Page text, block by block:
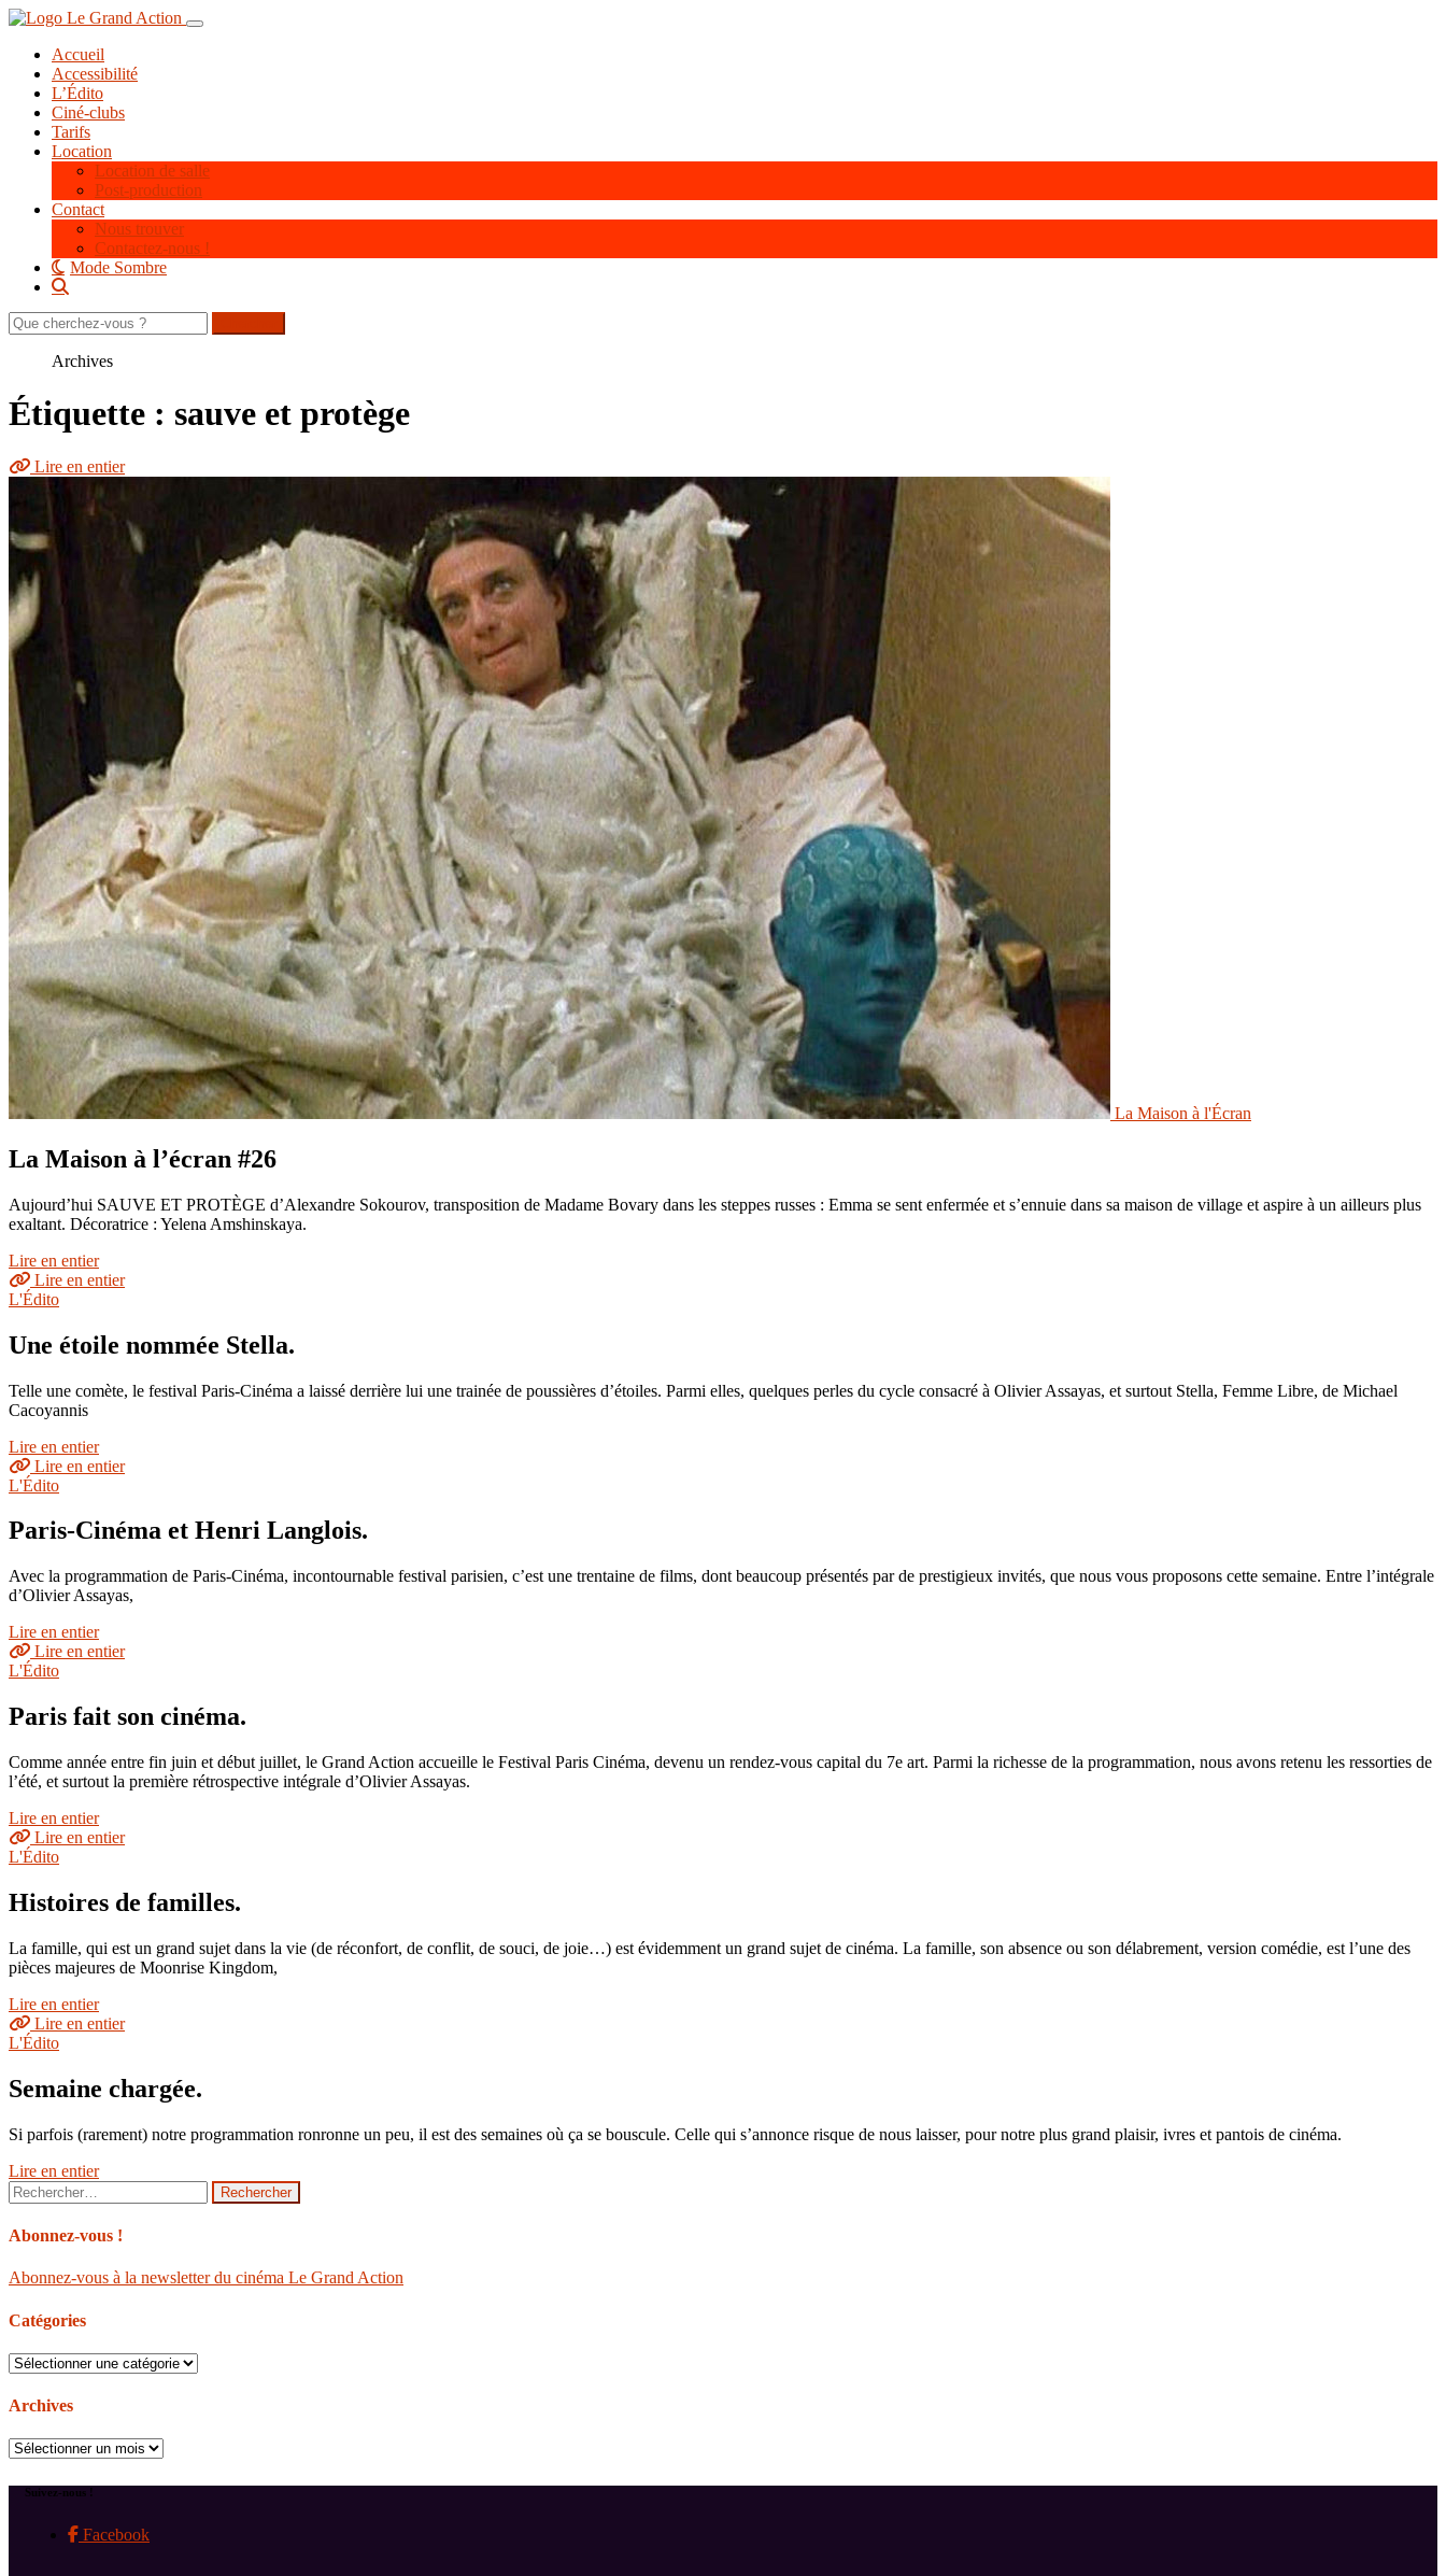
Aller
contenu
principal
Toggle navigation
Accueil
Accessibilité
L’Édito
Ciné-clubs
Tarifs
Location
Location de salle
Post-production
Contact
Nous trouver
Contactez-nous !
Mode Sombre
Rechercher
sur
Archives
Étiquette : sauve et protège
Lire en entier
La Maison à l'Écran
La Maison à l’écran #26
Aujourd’hui SAUVE ET PROTÈGE d’Alexandre Sokourov, transposition de Madame Bovary dans les steppes russes : Emma se sent enfermée et s’ennuie dans sa maison de village et aspire à un ailleurs plus
exaltant. Décoratrice : Yelena Amshinskaya.
Lire en entier
Lire en entier
L'Édito
Une étoile nommée Stella.
Telle une comète, le festival Paris-Cinéma a laissé derrière lui une trainée de poussières d’étoiles. Parmi elles, quelques perles du cycle consacré à Olivier Assayas, et surtout Stella, Femme Libre, de Michael
Cacoyannis
Lire en entier
Lire en entier
L'Édito
Paris-Cinéma et Henri Langlois.
Avec la programmation de Paris-Cinéma, incontournable festival parisien, c’est une trentaine de films, dont beaucoup présentés par de prestigieux invités, que nous vous proposons cette semaine. Entre l’intégrale
d’Olivier Assayas,
Lire en entier
Lire en entier
L'Édito
Paris fait son cinéma.
Comme année entre fin juin et début juillet, le Grand Action accueille le Festival Paris Cinéma, devenu un rendez-vous capital du 7e art. Parmi la richesse de la programmation, nous avons retenu les ressorties de
l’été, et surtout la première rétrospective intégrale d’Olivier Assayas.
Lire en entier
Lire en entier
L'Édito
Histoires de familles.
La famille, qui est un grand sujet dans la vie (de réconfort, de conflit, de souci, de joie…) est évidemment un grand sujet de cinéma. La famille, son absence ou son délabrement, version comédie, est l’une des
pièces majeures de Moonrise Kingdom,
Lire en entier
Lire en entier
L'Édito
Semaine chargée.
Si parfois (rarement) notre programmation ronronne un peu, il est des semaines où ça se bouscule. Celle qui s’annonce risque de nous laisser, pour notre plus grand plaisir, ivres et pantois de cinéma.
Lire en entier
Rechercher :
Abonnez-vous !
Abonnez-vous à la newsletter du cinéma Le Grand Action
Catégories
Catégories
Archives
Archives
Suivez-nous !
Facebook